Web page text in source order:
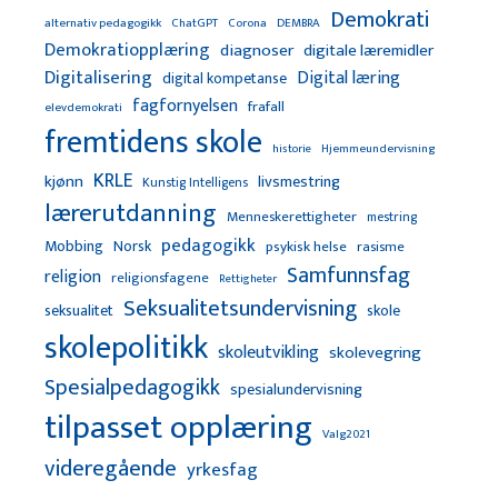
alternativ pedagogikk ChatGPT Corona DEMBRA Demokrati
Demokratiopplæring diagnoser digitale læremidler
Digitalisering digital kompetanse Digital læring
elevdemokrati fagfornyelsen frafall
fremtidens skole historie Hjemmeundervisning
kjønn KRLE Kunstig Intelligens livsmestring
lærerutdanning Menneskerettigheter mestring
Mobbing Norsk pedagogikk psykisk helse rasisme
religion religionsfagene Rettigheter Samfunnsfag
seksualitet Seksualitetsundervisning skole
skolepolitikk skoleutvikling skolevegring
Spesialpedagogikk spesialundervisning
tilpasset opplæring Valg2021
videregående yrkesfag